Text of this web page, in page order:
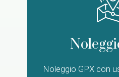
Noleggio GPX con